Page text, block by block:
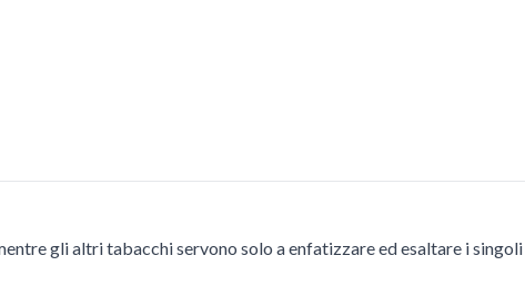
gli altri tabacchi servono solo a enfatizzare ed esaltare i